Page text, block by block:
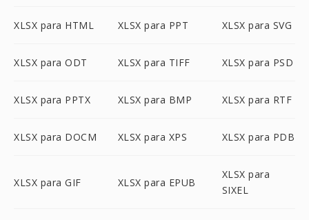
XLSX para HTML XLSX para PPT XLSX para SVG
XLSX para ODT XLSX para TIFF XLSX para PSD
XLSX para PPTX XLSX para BMP XLSX para RTF
XLSX para DOCM XLSX para XPS XLSX para PDB
XLSX para GIF XLSX para EPUB
XLSX para
SIXEL